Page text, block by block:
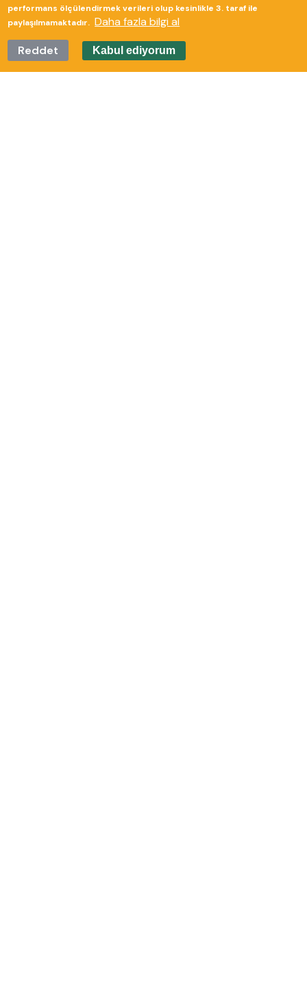
performans ölçülendirmek verileri olup kesinlikle 3. taraf ile
paylaşılmamaktadır. Daha fazla bilgi al
Reddet
Kabul ediyorum